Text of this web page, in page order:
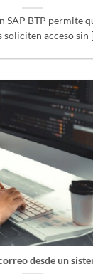
SAP BTP permite
soliciten acceso sin
desde un